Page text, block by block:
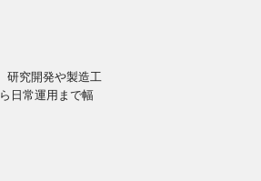
研究開発や製造工
日常運用まで幅